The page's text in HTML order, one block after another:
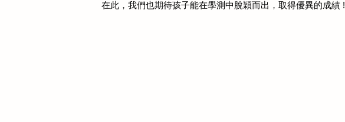
在此，我們也期待孩子能在學測中脫穎而出，取得優異的成績 !